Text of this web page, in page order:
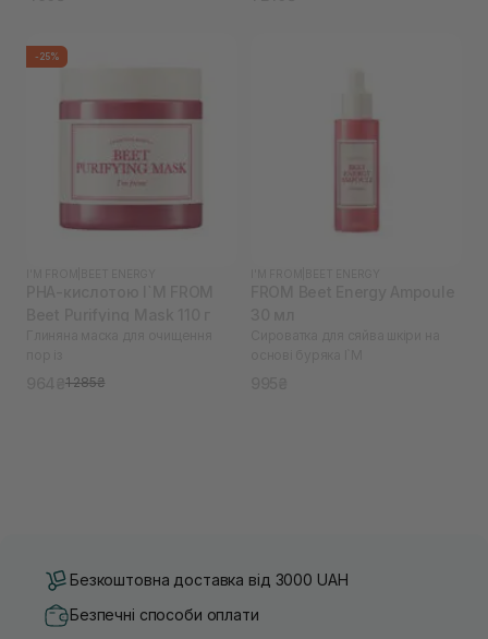
-25%
1 285₴
Безкоштовна доставка від 3000 UAH
Безпечні способи оплати